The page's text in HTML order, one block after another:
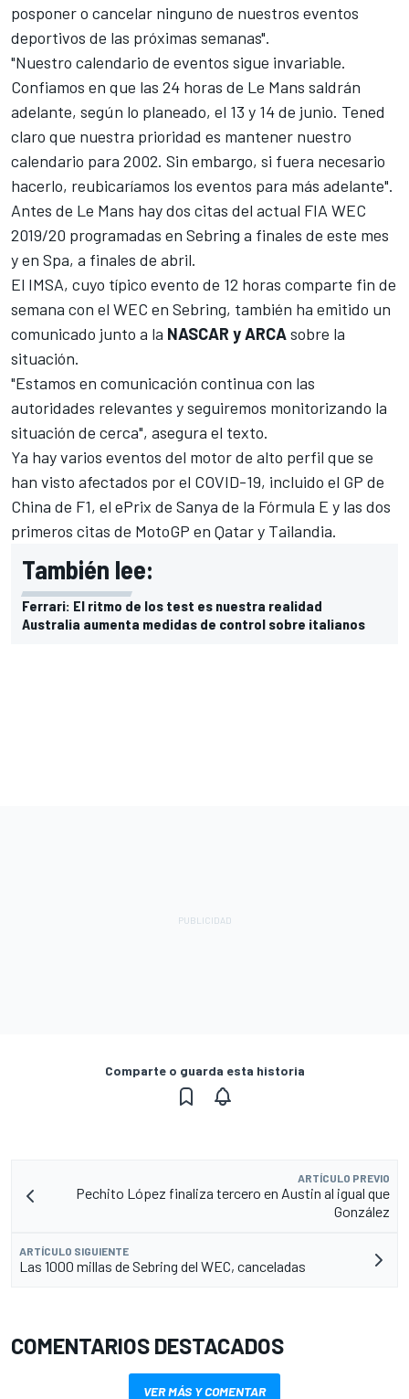
posponer o cancelar ninguno de nuestros eventos
deportivos de las próximas semanas".
"Nuestro calendario de eventos sigue invariable.
Confiamos en que las 24 horas de Le Mans saldrán
adelante, según lo planeado, el 13 y 14 de junio. Tened
claro que nuestra prioridad es mantener nuestro
calendario para 2002. Sin embargo, si fuera necesario
hacerlo, reubicaríamos los eventos para más adelante".
Antes de Le Mans hay dos citas del actual FIA WEC
2019/20 programadas en Sebring a finales de este mes
y en Spa, a finales de abril.
El IMSA, cuyo típico evento de 12 horas comparte fin de
semana con el WEC en Sebring, también ha emitido un
comunicado junto a la NASCAR y ARCAsobre la
situación.
"Estamos en comunicación continua con las
autoridades relevantes y seguiremos monitorizando la
situación de cerca", asegura el texto.
Ya hay varios eventos del motor de alto perfil que se
han visto afectados por el COVID-19, incluido el GP de
China de F1, el ePrix de Sanya de la Fórmula E y las dos
primeros citas de MotoGP en Qatar y Tailandia.
También lee:
Ferrari: El ritmo de los test es nuestra realidad
Australia aumenta medidas de control sobre italianos
Comparte o guarda esta historia
ARTÍCULO PREVIO
Pechito López finaliza tercero en Austin al igual que
González
ARTÍCULO SIGUIENTE
Las 1000 millas de Sebring del WEC, canceladas
COMENTARIOS DESTACADOS
VER MÁS Y COMENTAR